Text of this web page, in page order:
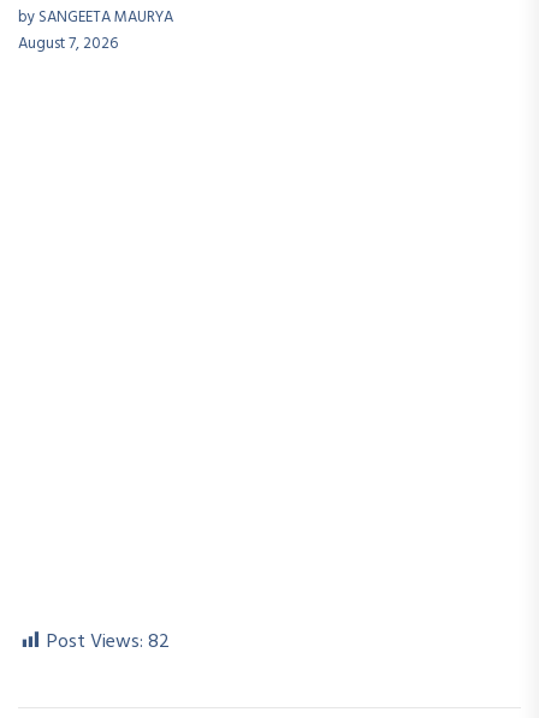
by SANGEETA MAURYA
August 7, 2026
Post Views:82